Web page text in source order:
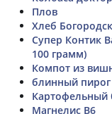
Плов
Хлеб
Супер Контик
100 грамм)
Компот из
блинный пирог
Картофельный
Магнелис В6